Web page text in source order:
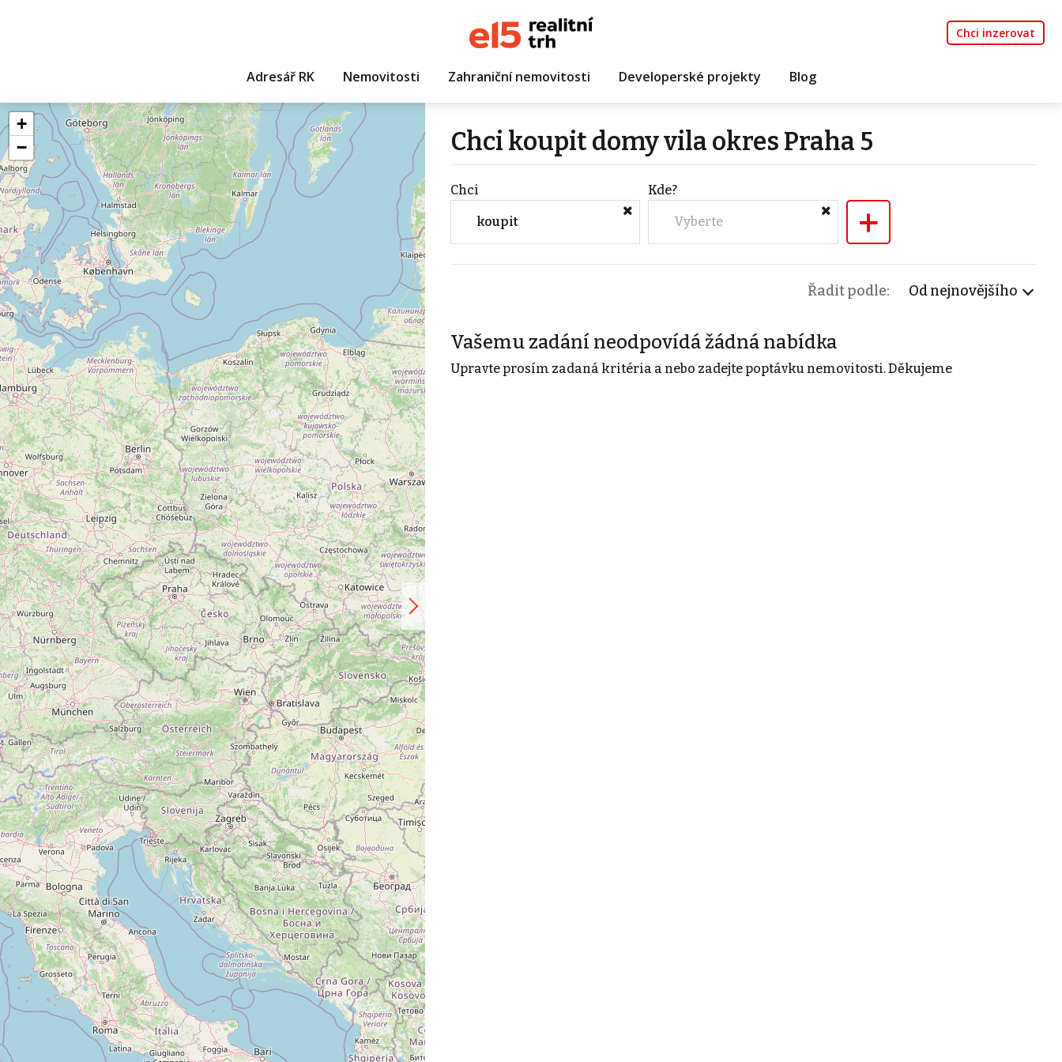
Chci inzerovat
Adresář RK Nemovitosti Zahraniční nemovitosti Developerské projekty Blog
+
−
Chci koupit domy vila okres Praha 5
Chci
koupit
Kde?
Vyberte +
Řadit podle: Od nejnovějšího
Vašemu zadání neodpovídá žádná nabídka
Upravte prosím zadaná kritéria a nebo zadejte poptávku nemovitosti. Děkujeme